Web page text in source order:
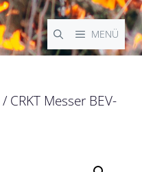
MENÜ
/ CRKT Messer BEV-